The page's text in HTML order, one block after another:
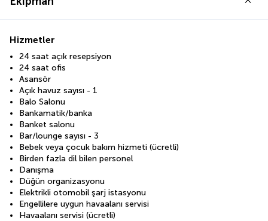
Hizmetler
24 saat açık resepsiyon
24 saat ofis
Asansör
Açık havuz sayısı - 1
Balo Salonu
Bankamatik/banka
Banket salonu
Bar/lounge sayısı - 3
Bebek veya çocuk bakım hizmeti (ücretli)
Birden fazla dil bilen personel
Danışma
Düğün organizasyonu
Elektrikli otomobil şarj istasyonu
Engellilere uygun havaalanı servisi
Havaalanı servisi (ücretli)